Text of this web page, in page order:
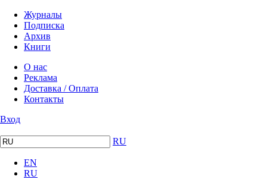
Журналы
Подписка
Архив
Книги
О нас
Реклама
Доставка / Оплата
Контакты
Вход
RU
EN
RU